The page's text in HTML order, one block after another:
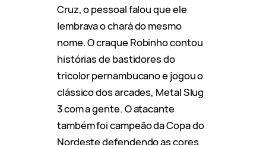
Cruz, o pessoal falou que ele
lembrava o chará do mesmo
nome. O craque Robinho contou
histórias de bastidores do
tricolor pernambucano e jogou o
clássico dos arcades, Metal Slug
3 com a gente. O atacante
também foi campeão da Copa do
Nordeste defendendo as cores